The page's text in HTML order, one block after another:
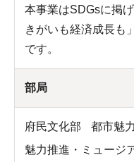
本事業はSDGsに掲
きがいも経済成長も
です。
部局
府民文化部
都市魅
魅力推進・ミュージ